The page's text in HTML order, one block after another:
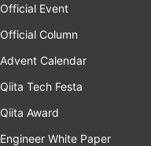
Official Event
Official Column
Advent Calendar
Qiita Tech Festa
Qiita Award
Engineer White Paper